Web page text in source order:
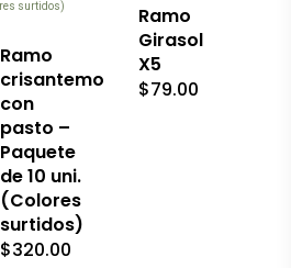
Ramo
crisantemo
con
pasto –
Paquete
de 10 uni.
(Colores
surtidos)
$320.00
Ramo
Girasol
X5
$79.00